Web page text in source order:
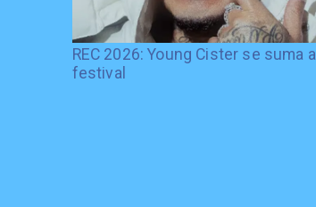
REC 2026: Young Cister se suma al
festival